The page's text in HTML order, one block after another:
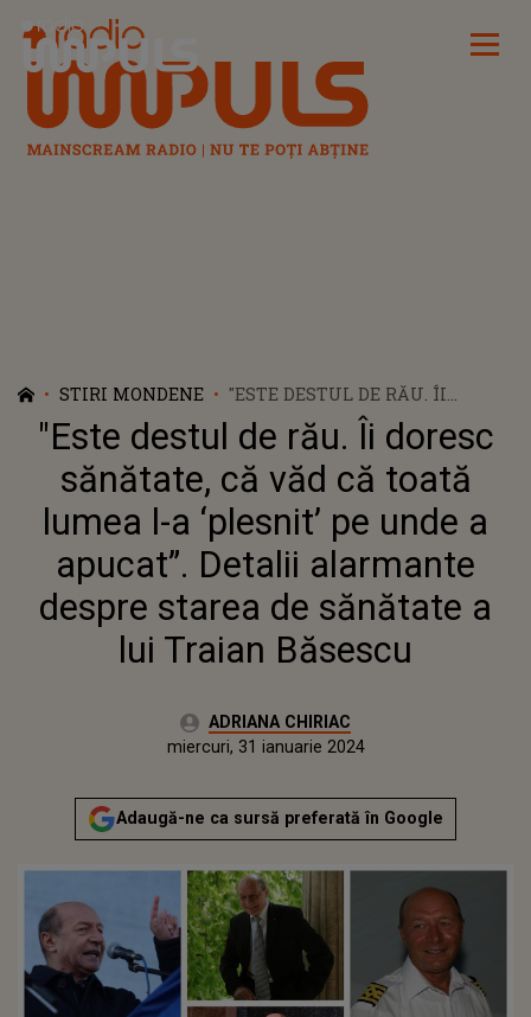
Radio Impuls
STIRI MONDENE
"ESTE DESTUL DE RĂU. ÎI
DORESC SĂNĂTATE, CĂ VĂD CĂ
TOATĂ LUMEA L-A ‘PLESNIT’ PE
UNDE A APUCAT”. DETALII
ALARMANTE DESPRE STAREA
DE SĂNĂTATE A LUI TRAIAN
"Este destul de rău. Îi doresc
sănătate, că văd că toată
lumea l-a ‘plesnit’ pe unde a
apucat”. Detalii alarmante
despre starea de sănătate a
lui Traian Băsescu
Autor:ADRIANA CHIRIAC
Publicat:
miercuri, 31 ianuarie 2024
Adaugă-ne ca sursă preferată în Google